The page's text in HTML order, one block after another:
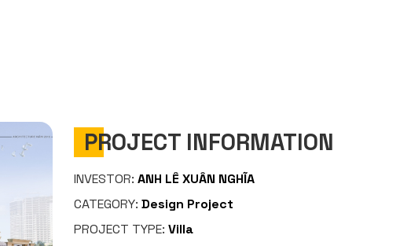
PROJECT INFORMATION
INVESTOR: ANH LÊ XUÂN NGHĨA
CATEGORY: Design Project
PROJECT TYPE: Villa